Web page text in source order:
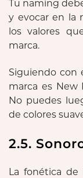
Tu naming
y evocar en la
los valores
marca.
Siguiendo con
marca es New
No puedes
de colores
2.5.
La fonética de